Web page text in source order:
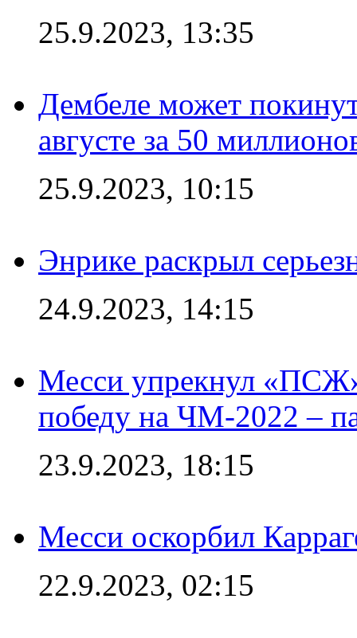
25.9.2023, 13:35
Дембеле может
августе за 50
25.9.2023, 10:15
Энрике раскрыл
24.9.2023, 14:15
Месси упрекнул «ПСЖ»
победу на ЧМ-2022 –
23.9.2023, 18:15
Месси оскорбил
22.9.2023, 02:15